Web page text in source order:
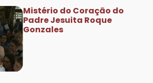
Mistério do Coração do
Padre Jesuita Roque
Gonzales